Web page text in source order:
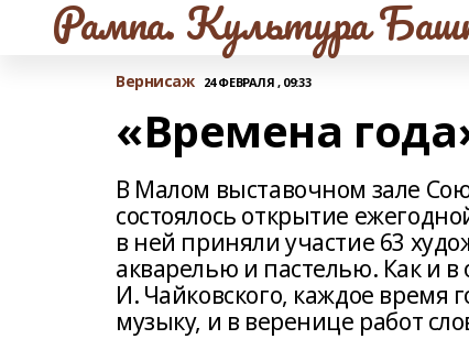
Рампа. Культура
Вернисаж 24 ФЕВРАЛЯ , 09:33
«Времена
В Малом выставочном зале
состоялось открытие
в ней приняли участие 63
акварелью и пастелью. Как и
И. Чайковского, каждое время
музыку, и в веренице работ